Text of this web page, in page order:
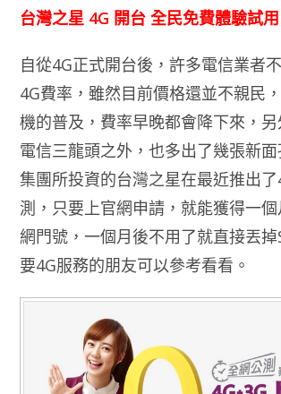
者:
論：
台灣之星 4G 開台 全民免費體驗試用
自從4G正式開台後，許多電信業者
4G費率，雖然目前價格還並不親民
機的普及，費率早晚都會降下來，
電信三龍頭之外，也多出了幾張新
集團所投資的台灣之星在最近推出
測，只要上官網申請，就能獲得一
網門號，一個月後不用了就直接丟
要4G服務的朋友可以參考看看。